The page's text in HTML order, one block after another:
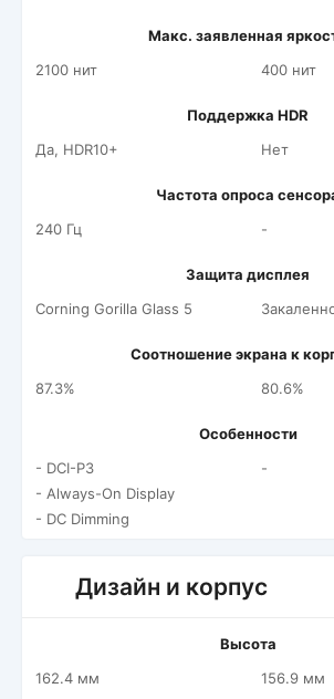
Макс. заявленная
2100 нит
400 нит
Поддержка HDR
Да, HDR10+
Нет
Частота опроса
240 Гц
-
Защита дисплея
Corning Gorilla Glass 5
Соотношение экрана к
87.3%
80.6%
Особенности
- DCI-P3
- Always-On Display
- DC Dimming
-
Дизайн и корпус
Высота
162.4 мм
156.9 мм